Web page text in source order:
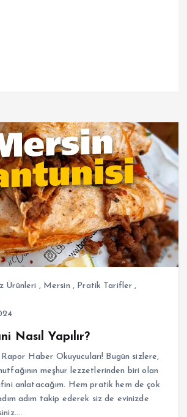
Ürünleri , Mersin , Pratik Tarifler ,
Nasıl Yapılır?
Haber Okuyucuları! Bugün sizlere,
meşhur lezzetlerinden biri olan
anlatacağım. Hem pratik hem de çok
adım takip ederek siz de evinizde